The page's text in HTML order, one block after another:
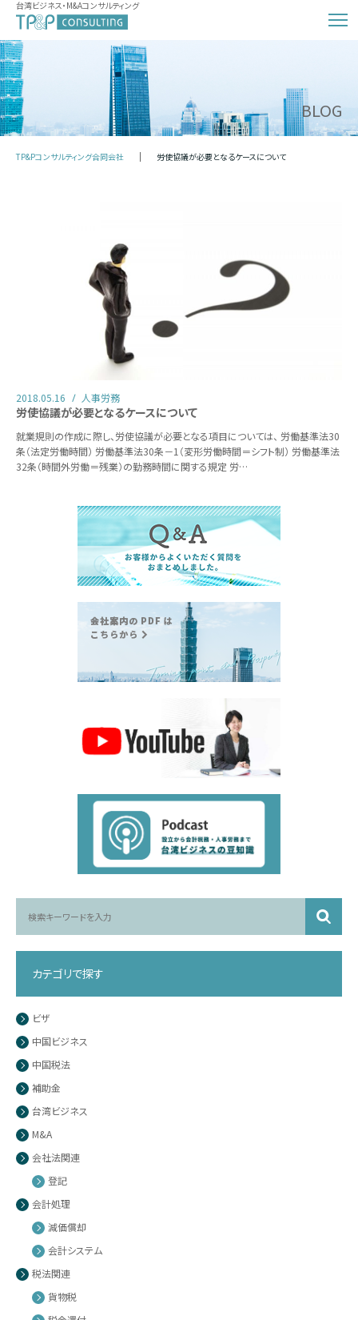
台湾ビジネス・M&Aコンサルティング
BLOG
TP&Pコンサルティング合同会社 労使協議が必要となるケースについて
2018.05.16 人事労務
労使協議が必要となるケースについて
就業規則の作成に際し、労使協議が必要となる項目については、 労働基準法30
条（法定労働時間） 労働基準法30条－1（変形労働時間＝シフト制） 労働基準法
32条（時間外労働＝残業）の勤務時間に関する規定 労…
カテゴリで探す
ビザ
中国ビジネス
中国税法
補助金
台湾ビジネス
M&A
会社法関連
登記
会計処理
減価償却
会計システム
税法関連
貨物税